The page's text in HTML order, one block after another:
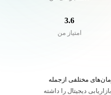
3.6
امتیاز من
مختلفی ازجمله
دیجیتال را داشته